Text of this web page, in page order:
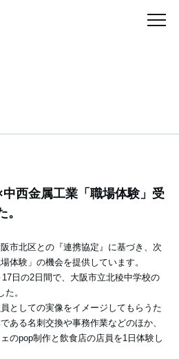
西金属工業「職場体験」受
市北区との『連携協定』に基づき、次
体験」の機会を提供しています。
日の2日間で、大阪市立北稜中学校の
。
としての実像をイメージしてもらうた
ある名刺交換や事務作業などのほか、
のpop制作と飲食店の店員を1日体験し